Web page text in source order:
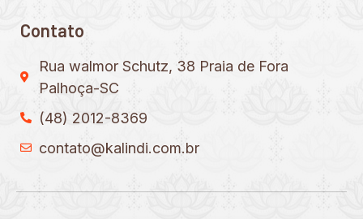
Contato
Rua walmor Schutz, 38 Praia de Fora
Palhoça-SC
(48) 2012-8369
contato@kalindi.com.br